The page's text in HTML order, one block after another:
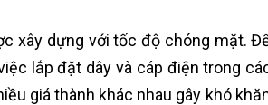
xây dựng với tốc độ chóng mặt.
lắp đặt dây và cáp điện trong
giá thành khác nhau gây khó